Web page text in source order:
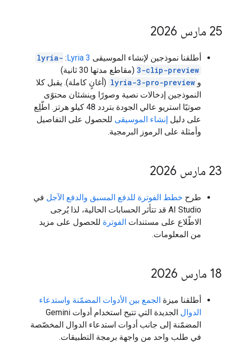
‫25 مارس 2026
أطلقنا نموذجين لإنشاء الموسيقى Lyria 3
:
lyria-
3-clip-preview
(مقاطع مدتها 30 ثانية)
و lyria-3-pro-preview (أغانٍ كاملة). يقبل كلا
النموذجين إدخالات نصية وصورًا وينشئان محتوًى
صوتيًا استريو عالي الجودة بتردد 48 كيلو هرتز. اطّلِع
على دليل إنشاء الموسيقى للحصول على التفاصيل
وأمثلة على الرموز البرمجية.
‫23 مارس 2026
طرح خطط الفوترة للدفع المسبق والدفع الآجل في
AI Studio قد تتأثر الحسابات الحالية، لذا يُرجى
الاطّلاع على مستندات الفوترة للحصول على مزيد
من المعلومات.
‫18 مارس 2026
أطلقنا ميزة الجمع بين الأدوات المضمّنة واستدعاء
الدوال
الجديدة التي تتيح استخدام أدوات Gemini
المضمّنة إلى جانب أدوات استدعاء الدوال المخصّصة
في طلب واحد من واجهة برمجة التطبيقات.